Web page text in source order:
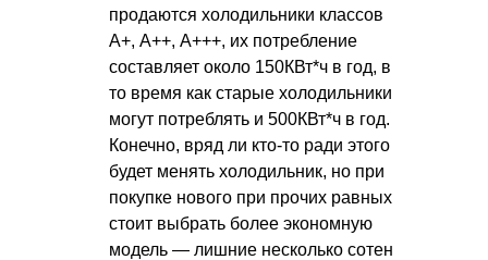
продаются холодильники классов
А+, А++, А+++, их потребление
составляет около 150КВт*ч в год, в
то время как старые холодильники
могут потреблять и 500КВт*ч в год.
Конечно, вряд ли кто-то ради этого
будет менять холодильник, но при
покупке нового при прочих равных
стоит выбрать более экономную
модель — лишние несколько сотен